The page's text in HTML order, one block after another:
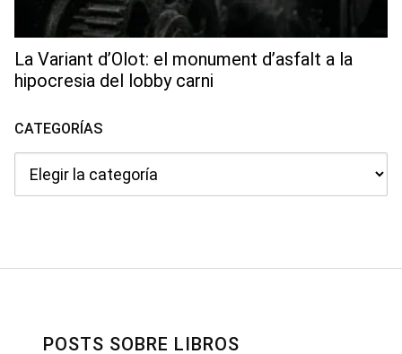
La Variant d’Olot: el monument d’asfalt a la
hipocresia del lobby carni
CATEGORÍAS
POSTS SOBRE LIBROS